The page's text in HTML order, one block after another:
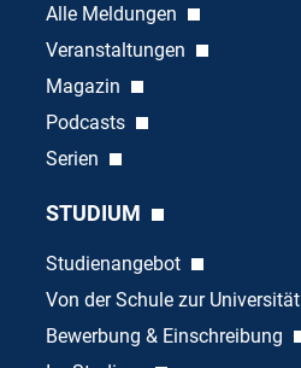
Alle Meldungen
Veranstaltungen
Magazin
Podcasts
Serien
STUDIUM
Studienangebot
Von der Schule zur Universität
Bewerbung & Einschreibung